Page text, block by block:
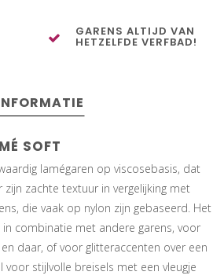
GARENS ALTIJD VAN
HETZELFDE VERFBAD!
SOFT
lamégaren op viscosebasis, dat
zachte textuur in vergelijking met
die vaak op nylon zijn gebaseerd. Het
combinatie met andere garens, voor
daar, of voor glitteraccenten over een
stijlvolle breisels met een vleugje